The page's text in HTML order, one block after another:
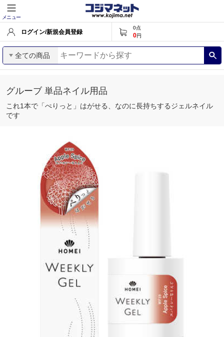
メニュー
ログイン/新規会員登録
0点
0円
全ての商品
グルーブ 単品ネイル用品
これ1本で「ぺりっと」はがせる、なのに長持ちするジェルネイル
です